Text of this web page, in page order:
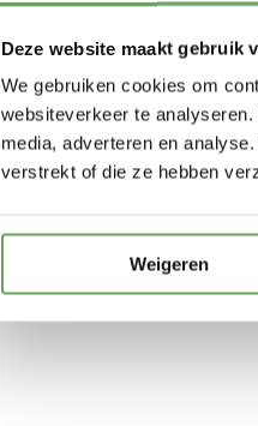
Deze website maakt gebruik
We gebruiken cookies om
websiteverkeer te
media, adverteren en
verstrekt of die ze hebben
Weigeren